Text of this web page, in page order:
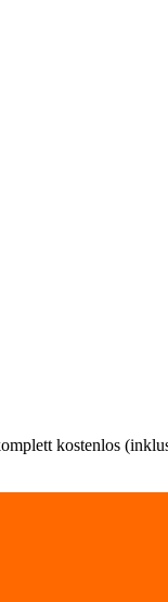
kostenlos